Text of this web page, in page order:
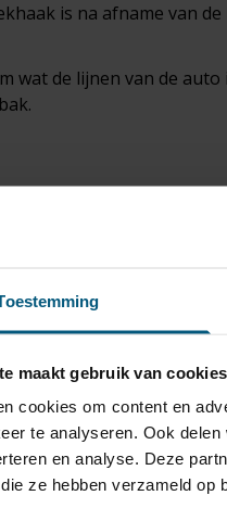
maakt gebruik van cookies
cookies om content en
te analyseren. Ook
en analyse. Deze
ze hebben verzameld op
is na afname van
wat de lijnen van de auto
trekhaak niet gemonteerd
trekhaak
die een uitstekende
voor je Toyota
premium merken ECS,
kabelsets is dat
bijgevoegd
situatie zien van de